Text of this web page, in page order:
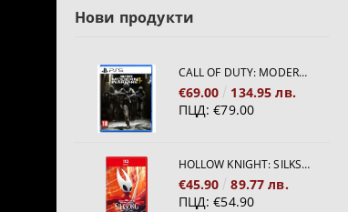
Нови продукти
CALL OF DUTY: MODERN WARFARE 4[PS5]
€69.00
134.95 лв.
ПЦД: €79.00
HOLLOW KNIGHT: SILKSONG [NINTENDO SWITCH 2]
€45.90
89.77 лв.
ПЦД: €54.90